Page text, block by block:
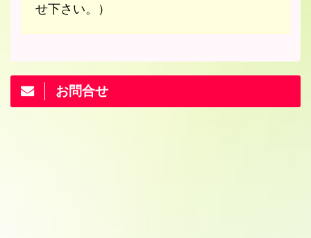
せ下さい。）
お問合せ